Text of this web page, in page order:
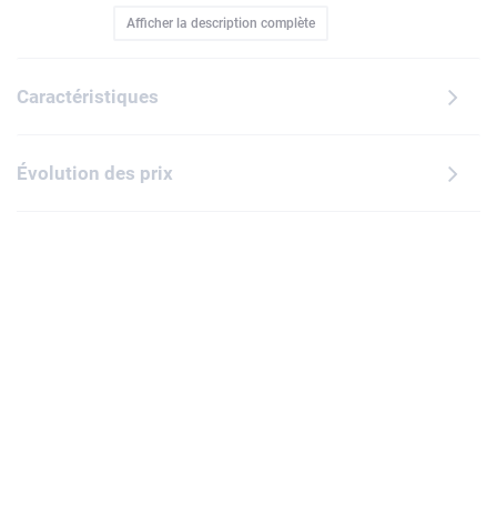
inspiré des briques LEGO classiques et inclut une navette
fièrement votre créativité et constituent une idée de cadeau
anniversaire ou une occasion spéciale. Attention : Ceci n'est
pas un jouet. Ne convient pas aux enfants de moins de 3
Afficher la description complète
Caractéristiques
Évolution des prix